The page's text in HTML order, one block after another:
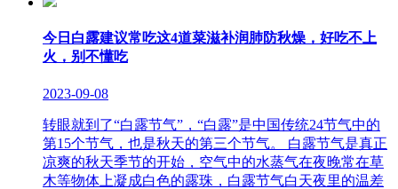
今日白露建议常吃这4道菜滋补润肺防秋燥，好吃不上
火，别不懂吃
2023-09-08
转眼就到了“白露节气”，“白露”是中国传统24节气中的
第15个节气，也是秋天的第三个节气。 白露节气是真正
凉爽的秋天季节的开始，空气中的水蒸气在夜晚常在草
木等物体上凝成白色的露珠，白露节气白天夜里的温差